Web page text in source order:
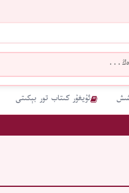
ئۇيغۇر كىتاب تور بېكىتى